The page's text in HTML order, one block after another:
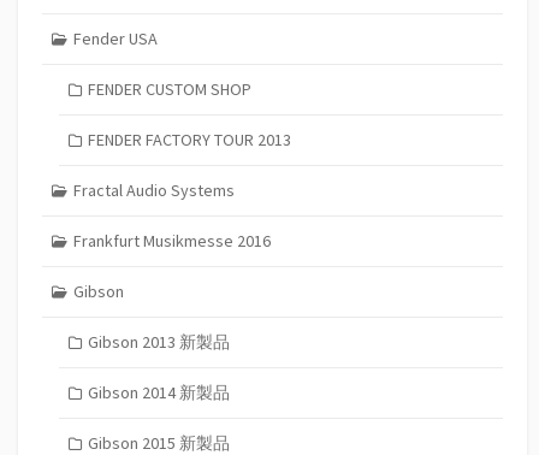
Fender USA
FENDER CUSTOM SHOP
FENDER FACTORY TOUR 2013
Fractal Audio Systems
Frankfurt Musikmesse 2016
Gibson
Gibson 2013 新製品
Gibson 2014 新製品
Gibson 2015 新製品